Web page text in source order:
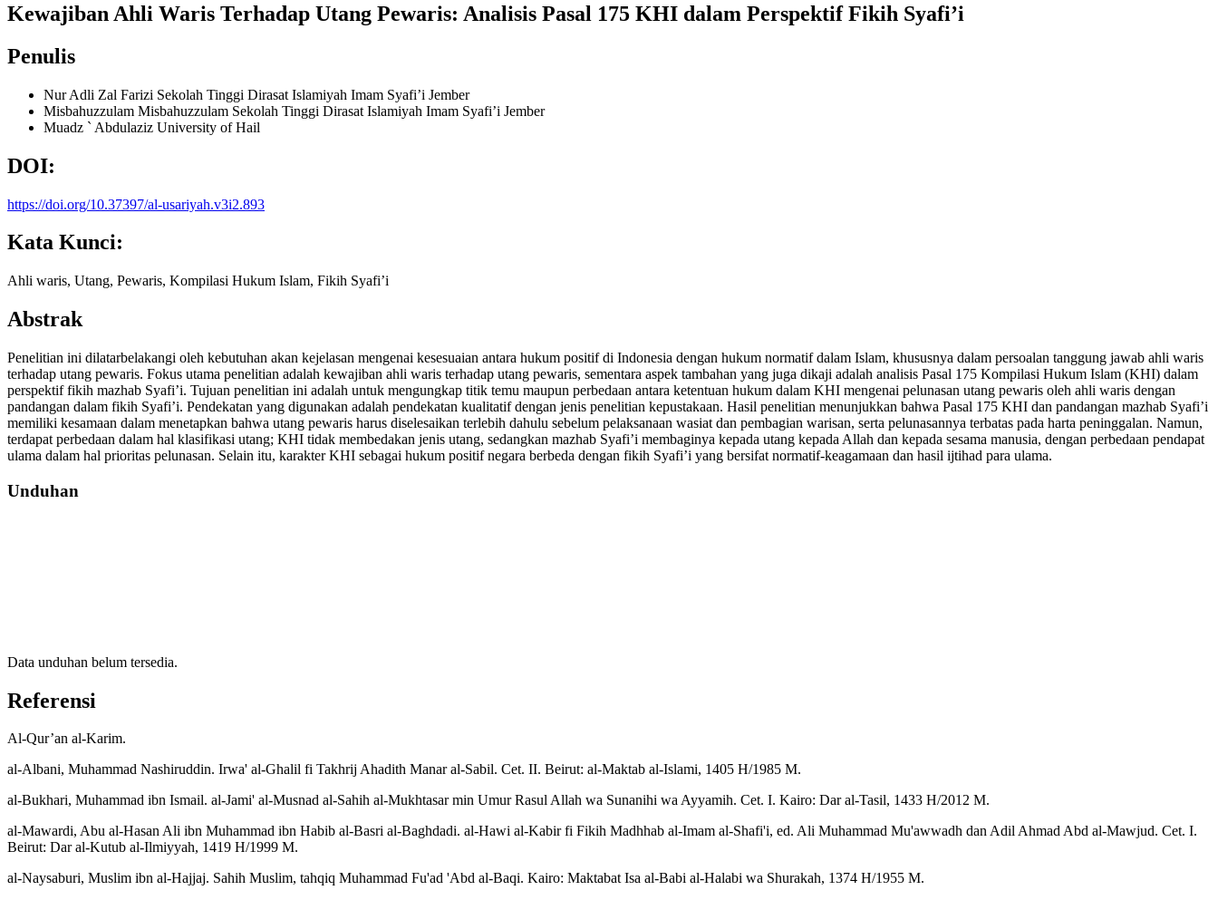
Kewajiban Ahli Waris Terhadap Utang Pewaris: Analisis Pasal 175 KHI dalam Perspektif Fikih Syafi’i
Penulis
Nur Adli Zal Farizi Sekolah Tinggi Dirasat Islamiyah Imam Syafi’i Jember
Misbahuzzulam Misbahuzzulam Sekolah Tinggi Dirasat Islamiyah Imam Syafi’i Jember
Muadz ` Abdulaziz University of Hail
DOI:
https://doi.org/10.37397/al-usariyah.v3i2.893
Kata Kunci:
Ahli waris, Utang, Pewaris, Kompilasi Hukum Islam, Fikih Syafi’i
Abstrak
Penelitian ini dilatarbelakangi oleh kebutuhan akan kejelasan mengenai kesesuaian antara hukum positif di Indonesia dengan hukum normatif dalam Islam, khususnya dalam persoalan tanggung jawab ahli waris
terhadap utang pewaris. Fokus utama penelitian adalah kewajiban ahli waris terhadap utang pewaris, sementara aspek tambahan yang juga dikaji adalah analisis Pasal 175 Kompilasi Hukum Islam (KHI) dalam
perspektif fikih mazhab Syafi’i. Tujuan penelitian ini adalah untuk mengungkap titik temu maupun perbedaan antara ketentuan hukum dalam KHI mengenai pelunasan utang pewaris oleh ahli waris dengan
pandangan dalam fikih Syafi’i. Pendekatan yang digunakan adalah pendekatan kualitatif dengan jenis penelitian kepustakaan. Hasil penelitian menunjukkan bahwa Pasal 175 KHI dan pandangan mazhab Syafi’i
memiliki kesamaan dalam menetapkan bahwa utang pewaris harus diselesaikan terlebih dahulu sebelum pelaksanaan wasiat dan pembagian warisan, serta pelunasannya terbatas pada harta peninggalan. Namun,
terdapat perbedaan dalam hal klasifikasi utang; KHI tidak membedakan jenis utang, sedangkan mazhab Syafi’i membaginya kepada utang kepada Allah dan kepada sesama manusia, dengan perbedaan pendapat
ulama dalam hal prioritas pelunasan. Selain itu, karakter KHI sebagai hukum positif negara berbeda dengan fikih Syafi’i yang bersifat normatif-keagamaan dan hasil ijtihad para ulama.
Unduhan
Data unduhan belum tersedia.
Referensi
Al-Qur’an al-Karim.
al-Albani, Muhammad Nashiruddin. Irwa' al-Ghalil fi Takhrij Ahadith Manar al-Sabil. Cet. II. Beirut: al-Maktab al-Islami, 1405 H/1985 M.
al-Bukhari, Muhammad ibn Ismail. al-Jami' al-Musnad al-Sahih al-Mukhtasar min Umur Rasul Allah wa Sunanihi wa Ayyamih. Cet. I. Kairo: Dar al-Tasil, 1433 H/2012 M.
al-Mawardi, Abu al-Hasan Ali ibn Muhammad ibn Habib al-Basri al-Baghdadi. al-Hawi al-Kabir fi Fikih Madhhab al-Imam al-Shafi'i, ed. Ali Muhammad Mu'awwadh dan Adil Ahmad Abd al-Mawjud. Cet. I.
Beirut: Dar al-Kutub al-Ilmiyyah, 1419 H/1999 M.
al-Naysaburi, Muslim ibn al-Hajjaj. Sahih Muslim, tahqiq Muhammad Fu'ad 'Abd al-Baqi. Kairo: Maktabat Isa al-Babi al-Halabi wa Shurakah, 1374 H/1955 M.